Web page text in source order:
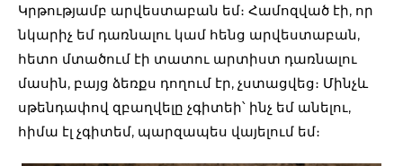
Կրթությամբ արվեստաբան եմ։ Համոզված էի, որ
նկարիչ եմ դառնալու կամ հենց արվեստաբան,
հետո մտածում էի տատու արտիստ դառնալու
մասին, բայց ձեռքս դողում էր, չստացվեց։ Մինչև
սթենդափով զբաղվելը չգիտեի՝ ինչ եմ անելու,
հիմա էլ չգիտեմ, պարզապես վայելում եմ։